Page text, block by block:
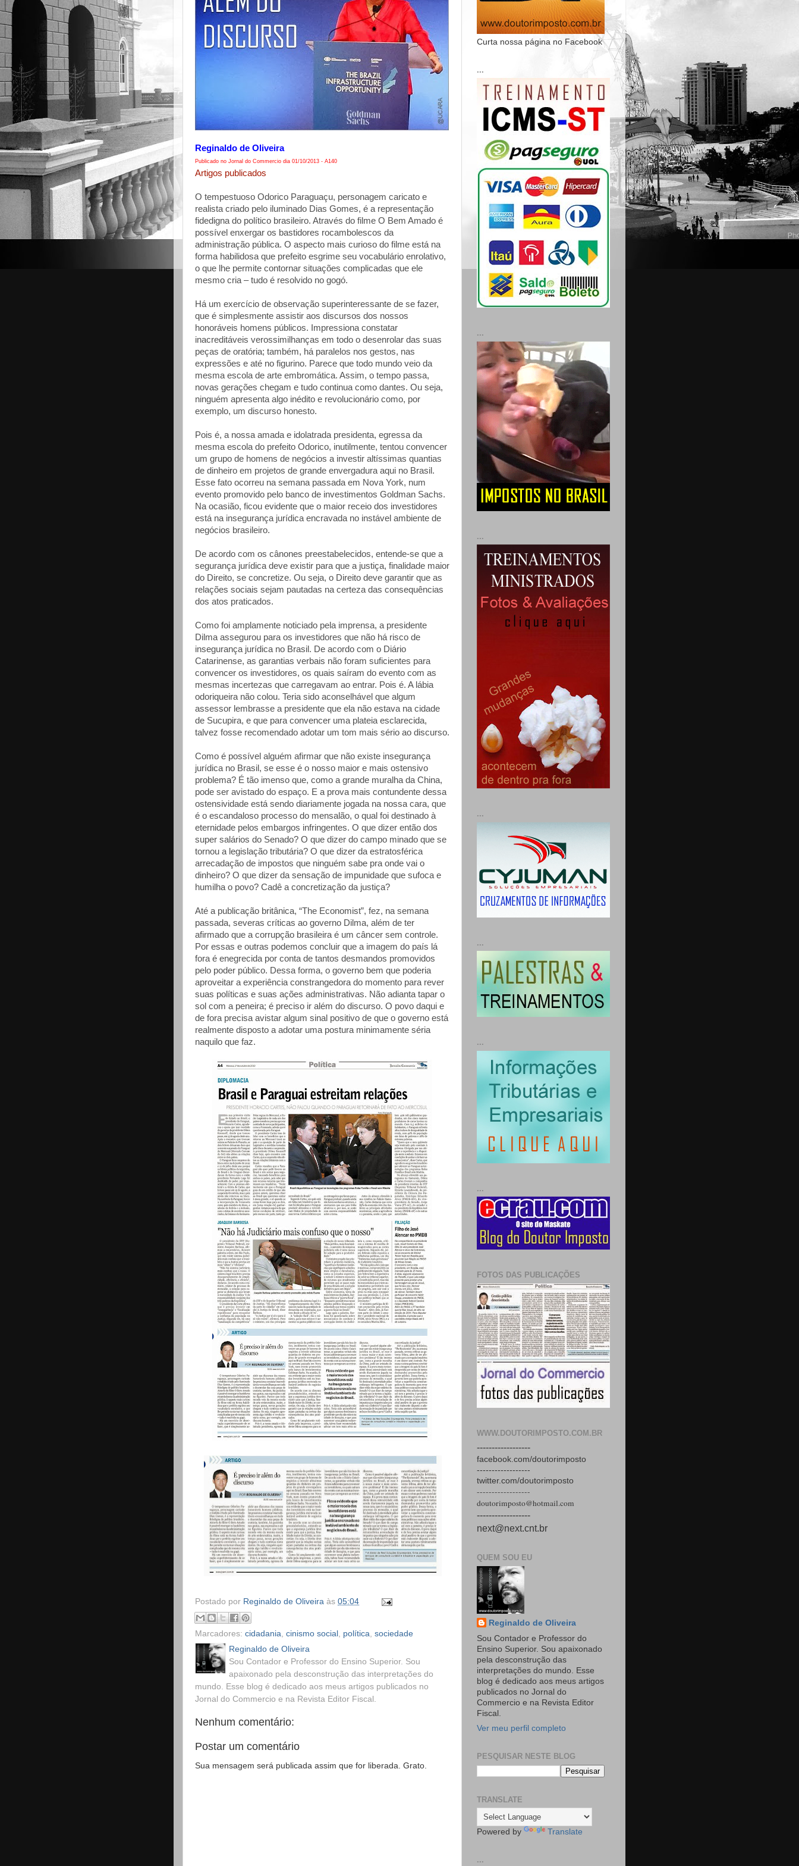
Reginaldo de Oliveira
Publicado no Jornal do Commercio dia 01/10/2013 - A140
Artigos publicados
O tempestuoso Odorico Paraguaçu, personagem caricato e
realista criado pelo iluminado Dias Gomes, é a representação
fidedigna do político brasileiro. Através do filme O Bem Amado é
possível enxergar os bastidores rocambolescos da
administração pública. O aspecto mais curioso do filme está na
forma habilidosa que prefeito esgrime seu vocabulário enrolativo,
o que lhe permite contornar situações complicadas que ele
mesmo cria – tudo é resolvido no gogó.
Há um exercício de observação superinteressante de se fazer,
que é simplesmente assistir aos discursos dos nossos
honoráveis homens públicos. Impressiona constatar
inacreditáveis verossimilhanças em todo o desenrolar das suas
peças de oratória; também, há paralelos nos gestos, nas
expressões e até no figurino. Parece que todo mundo veio da
mesma escola de arte embromática. Assim, o tempo passa,
novas gerações chegam e tudo continua como dantes. Ou seja,
ninguém apresenta algo inédito e revolucionário como, por
exemplo, um discurso honesto.
Pois é, a nossa amada e idolatrada presidenta, egressa da
mesma escola do prefeito Odorico, inutilmente, tentou convencer
um grupo de homens de negócios a investir altíssimas quantias
de dinheiro em projetos de grande envergadura aqui no Brasil.
Esse fato ocorreu na semana passada em Nova York, num
evento promovido pelo banco de investimentos Goldman Sachs.
Na ocasião, ficou evidente que o maior receio dos investidores
está na insegurança jurídica encravada no instável ambiente de
negócios brasileiro.
De acordo com os cânones preestabelecidos, entende-se que a
segurança jurídica deve existir para que a justiça, finalidade maior
do Direito, se concretize. Ou seja, o Direito deve garantir que as
relações sociais sejam pautadas na certeza das consequências
dos atos praticados.
Como foi amplamente noticiado pela imprensa, a presidente
Dilma assegurou para os investidores que não há risco de
insegurança jurídica no Brasil. De acordo com o Diário
Catarinense, as garantias verbais não foram suficientes para
convencer os investidores, os quais saíram do evento com as
mesmas incertezas que carregavam ao entrar. Pois é. A lábia
odoriqueira não colou. Teria sido aconselhável que algum
assessor lembrasse a presidente que ela não estava na cidade
de Sucupira, e que para convencer uma plateia esclarecida,
talvez fosse recomendado adotar um tom mais sério ao discurso.
Como é possível alguém afirmar que não existe insegurança
jurídica no Brasil, se esse é o nosso maior e mais ostensivo
problema? É tão imenso que, como a grande muralha da China,
pode ser avistado do espaço. E a prova mais contundente dessa
ostensividade está sendo diariamente jogada na nossa cara, que
é o escandaloso processo do mensalão, o qual foi destinado à
eternidade pelos embargos infringentes. O que dizer então dos
super salários do Senado? O que dizer do campo minado que se
tornou a legislação tributária? O que dizer da estratosférica
arrecadação de impostos que ninguém sabe pra onde vai o
dinheiro? O que dizer da sensação de impunidade que sufoca e
humilha o povo? Cadê a concretização da justiça?
Até a publicação britânica, “The Economist”, fez, na semana
passada, severas críticas ao governo Dilma, além de ter
afirmado que a corrupção brasileira é um câncer sem controle.
Por essas e outras podemos concluir que a imagem do país lá
fora é enegrecida por conta de tantos desmandos promovidos
pelo poder público. Dessa forma, o governo bem que poderia
aproveitar a experiência constrangedora do momento para rever
suas políticas e suas ações administrativas. Não adianta tapar o
sol com a peneira; é preciso ir além do discurso. O povo daqui e
de fora precisa avistar algum sinal positivo de que o governo está
realmente disposto a adotar uma postura minimamente séria
naquilo que faz.
Postado por Reginaldo de Oliveira às 05:04
Marcadores: cidadania cinismo social política sociedade
Reginaldo de Oliveira
Sou Contador e Professor do Ensino Superior. Sou
apaixonado pela desconstrução das interpretações do
mundo. Esse blog é dedicado aos meus artigos publicados no
Jornal do Commercio e na Revista Editor Fiscal.
Nenhum comentário:
Postar um comentário
Sua mensagem será publicada assim que for liberada. Grato.
Curta nossa página no Facebook
...
...
...
...
...
...
...
FOTOS DAS PUBLICAÇÕES
WWW.DOUTORIMPOSTO.COM.BR
------------------
facebook.com/doutorimposto
------------------
twitter.com/doutorimposto
------------------
doutorimposto@hotmail.com
------------------
next@next.cnt.br
QUEM SOU EU
Reginaldo de Oliveira
Sou Contador e Professor do
Ensino Superior. Sou apaixonado
pela desconstrução das
interpretações do mundo. Esse
blog é dedicado aos meus artigos
publicados no Jornal do
Commercio e na Revista Editor
Fiscal.
Ver meu perfil completo
PESQUISAR NESTE BLOG
TRANSLATE
Powered by Translate
...